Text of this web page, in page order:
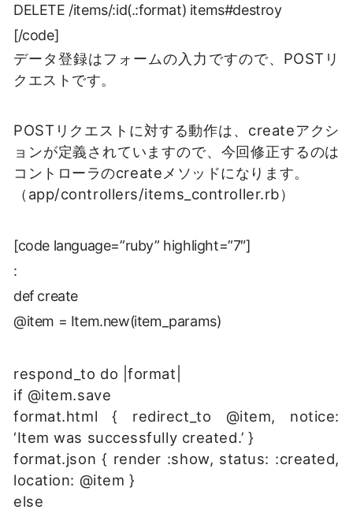
DELETE /items/:id(.:format) items#destroy
[/code]
データ登録はフォームの入力ですので、POSTリ
クエストです。
POSTリクエストに対する動作は、createアクシ
ョンが定義されていますので、今回修正するのは
コントローラのcreateメソッドになります。
（app/controllers/items_controller.rb）
[code language=”ruby” highlight=”7″]
:
def create
@item = Item.new(item_params)
respond_to do |format|
if @item.save
format.html { redirect_to @item, notice:
‘Item was successfully created.’ }
format.json { render :show, status: :created,
location: @item }
else